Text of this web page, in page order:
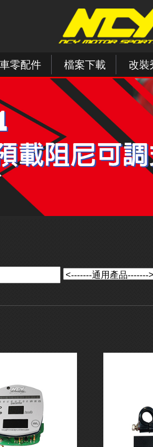
零配件 檔案下載 改裝